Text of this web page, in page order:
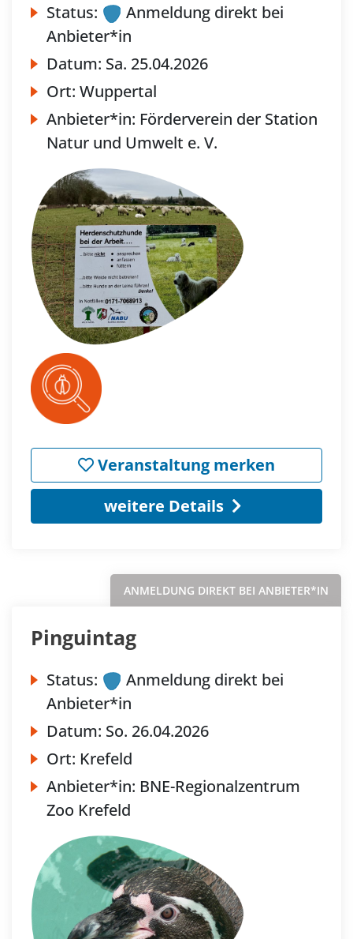
Status:
Anmeldung direkt bei
Anbieter*in
Datum: Sa. 25.04.2026
Ort: Wuppertal
Anbieter*in: Förderverein der Station
Natur und Umwelt e. V.
Veranstaltung merken
weitere Details
ANMELDUNG DIREKT BEI ANBIETER*IN
Pinguintag
Status:
Anmeldung direkt bei
Anbieter*in
Datum: So. 26.04.2026
Ort: Krefeld
Anbieter*in: BNE-Regionalzentrum
Zoo Krefeld